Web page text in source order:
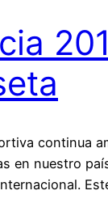
continua
en nuestro